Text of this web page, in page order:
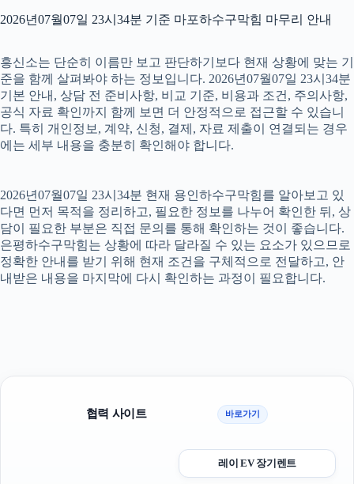
2026년07월07일 23시34분 기준 마포하수구막힘 마무리 안내
흥신소는 단순히 이름만 보고 판단하기보다 현재 상황에 맞는 기
준을 함께 살펴봐야 하는 정보입니다. 2026년07월07일 23시34분
기본 안내, 상담 전 준비사항, 비교 기준, 비용과 조건, 주의사항,
공식 자료 확인까지 함께 보면 더 안정적으로 접근할 수 있습니
다. 특히 개인정보, 계약, 신청, 결제, 자료 제출이 연결되는 경우
에는 세부 내용을 충분히 확인해야 합니다.
2026년07월07일 23시34분 현재 용인하수구막힘를 알아보고 있
다면 먼저 목적을 정리하고, 필요한 정보를 나누어 확인한 뒤, 상
담이 필요한 부분은 직접 문의를 통해 확인하는 것이 좋습니다.
은평하수구막힘는 상황에 따라 달라질 수 있는 요소가 있으므로
정확한 안내를 받기 위해 현재 조건을 구체적으로 전달하고, 안
내받은 내용을 마지막에 다시 확인하는 과정이 필요합니다.
협력 사이트 바로가기
레이 EV 장기렌트